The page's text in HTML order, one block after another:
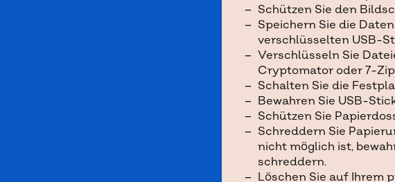
Schützen Sie den
Speichern Sie die
verschlüsselten USB-
Verschlüsseln Sie
Cryptomator oder 7-
Schalten Sie die
Bewahren Sie USB-
Schützen Sie
Schreddern Sie
nicht möglich ist,
schreddern.
Löschen Sie auf Ihrem